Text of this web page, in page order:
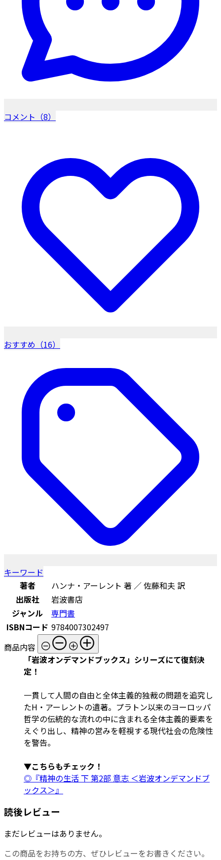
コメント（8）
おすすめ（16）
キーワード
著者
ハンナ・アーレント 著 ／ 佐藤和夫 訳
出版社
岩波書店
ジャンル
専門書
ISBNコード 9784007302497
商品内容
「岩波オンデマンドブックス」シリーズにて復刻決
定！
一貫して人間の自由と全体主義的独裁の問題を追究し
たH・アーレントの遺著。プラトン以来のヨーロッパ
哲学の伝統的な流れの中に含まれる全体主義的要素を
えぐり出し、精神の営みを軽視する現代社会の危険性
を警告。
▼こちらもチェック！
◎『精神の生活 下 第2部 意志 ＜岩波オンデマンドブ
ックス＞』
読後レビュー
まだレビューはありません。
この商品をお持ちの方、ぜひレビューをお書きください。